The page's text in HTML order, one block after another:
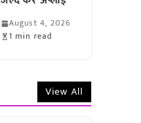
August 4, 2026
1 min read
View All